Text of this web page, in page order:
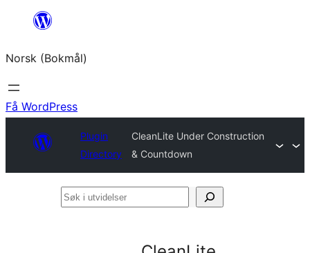
Hopp
innhold
Norsk (Bokmål)
Få WordPress
Plugin
Directory
CleanLite Under Construction
& Countdown
Søk